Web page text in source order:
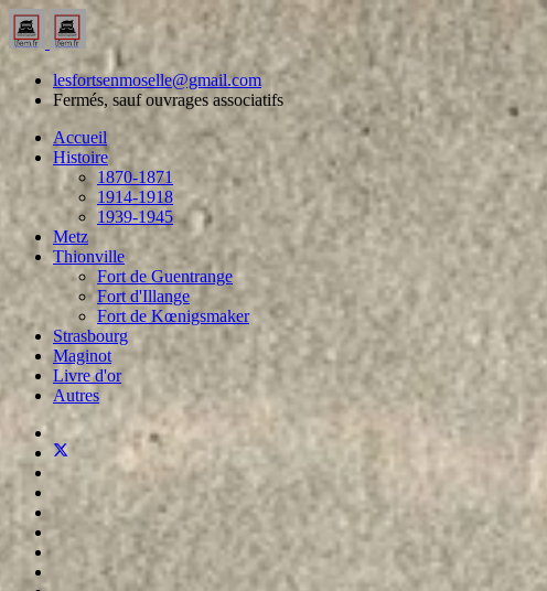
lesfortsenmoselle@gmail.com
Fermés, sauf ouvrages associatifs
Accueil
Histoire
1870-1871
1914-1918
1939-1945
Metz
Thionville
Fort de Guentrange
Fort d'Illange
Fort de Kœnigsmaker
Strasbourg
Maginot
Livre d'or
Autres